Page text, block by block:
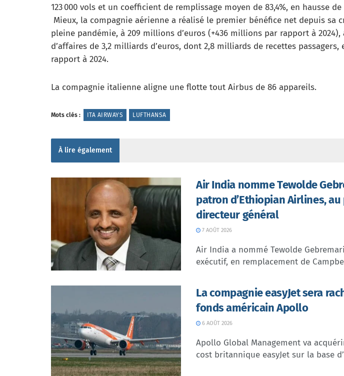
123 000 vols et un coefficient de remplissage moyen de 83,4%, en hausse
Mieux, la compagnie aérienne a réalisé le premier bénéfice net depuis sa
pleine pandémie, à 209 millions d’euros (+436 millions par rapport à
d’affaires de 3,2 milliards d’euros, dont 2,8 milliards de recettes passagers,
rapport à 2024.
La compagnie italienne aligne une flotte tout Airbus de 86 appareils.
Mots clés : ITA AIRWAYS LUFTHANSA
À lire également
Air India nomme Tewolde
patron d’Ethiopian Airlines,
directeur général
7 AOÛT 2026
Air India a nommé Tewolde
exécutif, en remplacement de
La compagnie easyJet sera
fonds américain Apollo
6 AOÛT 2026
Apollo Global Management va
cost britannique easyJet sur la base